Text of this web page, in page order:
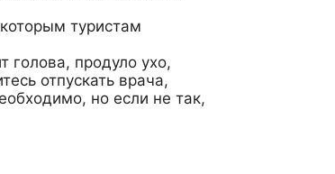
туристам
голова, продуло ухо,
отпускать врача,
но если не так,